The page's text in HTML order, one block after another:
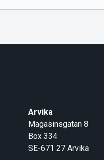
Arvika
Magasinsgatan 8
Box 334
SE-671 27 Arvika